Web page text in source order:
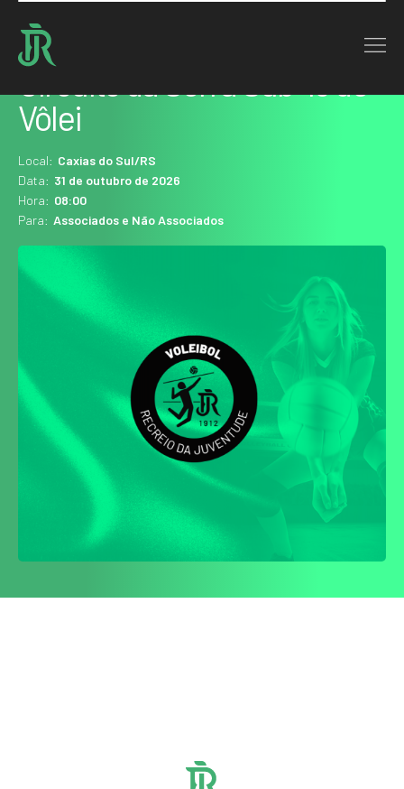
Home : Agenda
Vôlei
Local: Caxias do Sul/RS
Data: 31 de outubro de 2026
Hora: 08:00
Para: Associados e Não Associados